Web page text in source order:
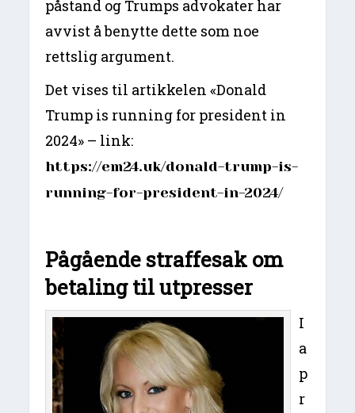
påstand og Trumps advokater har
avvist å benytte dette som noe
rettslig argument.
Det vises til artikkelen «Donald
Trump is running for president in
2024» – link:
https://em24.uk/donald-trump-is-
running-for-president-in-2024/
Pågående straffesak om
betaling til utpresser
I
a
p
r